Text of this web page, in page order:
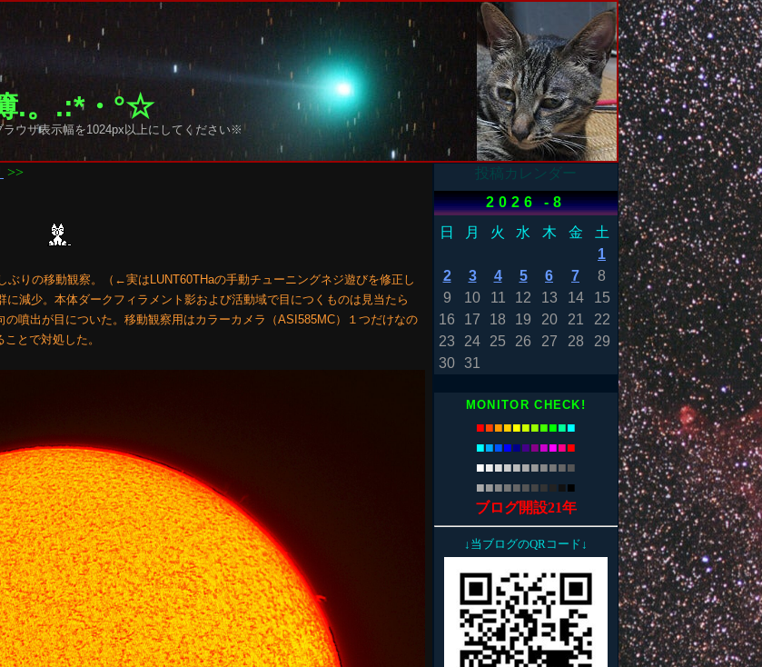
.。.:*・°☆
ウザ表示幅を1024px以上にしてください※
>>
りの移動観察。（←実はLUNT60THaの手動チューニングネジ遊びを修正し
減少。本体ダークフィラメント影および活動域で目につくものは見当たら
噴出が目についた。移動観察用はカラーカメラ（ASI585MC）１つだけなの
とで対処した。
投稿カレンダー
2026 -8
日
月 火 水 木 金
土
1
2
3 4 5 6 7
8
9
10 11 12 13 14
15
16
17 18 19 20 21
22
23
24 25 26 27 28
29
30 31
MONITOR CHECK!
■■■■■■■■■■■
■■■■■■■■■■■
■■■■■■■■■■■
■■■■■■■■ ■■
ブログ開設21年
↓当ブログのQRコード↓